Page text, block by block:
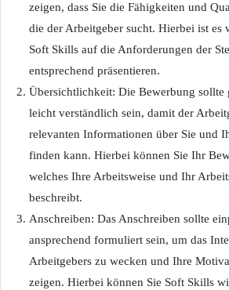
zeigen, dass Sie die Fähigkeiten und
die der Arbeitgeber sucht. Hierbei ist es
Soft Skills auf die Anforderungen der
entsprechend präsentieren.
Übersichtlichkeit: Die Bewerbung sollte
leicht verständlich sein, damit der
relevanten Informationen über Sie und
finden kann. Hierbei können Sie Ihr
welches Ihre Arbeitsweise und Ihr
beschreibt.
Anschreiben: Das Anschreiben sollte
ansprechend formuliert sein, um das
Arbeitgebers zu wecken und Ihre
zeigen. Hierbei können Sie Soft Skills